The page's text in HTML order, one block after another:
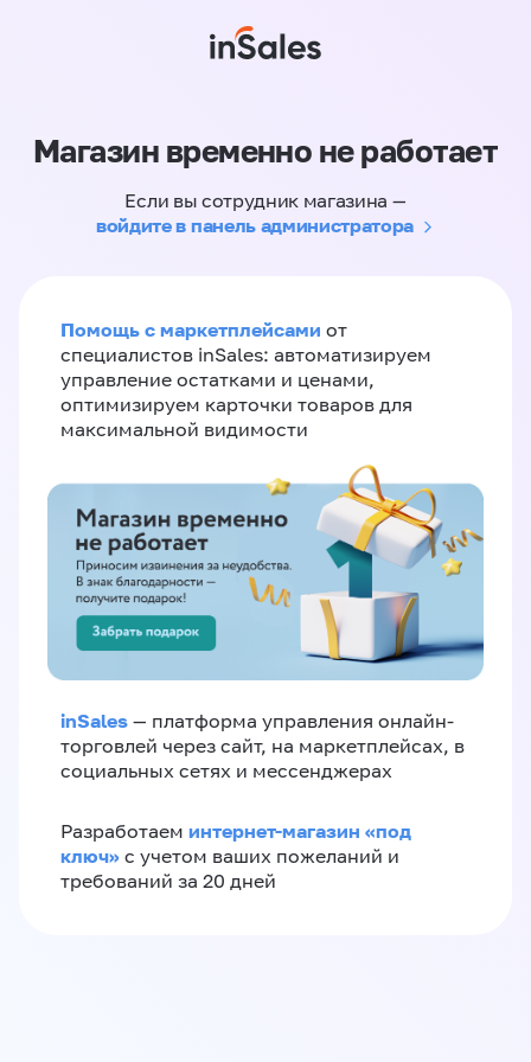
Магазин временно не работает
Если вы сотрудник магазина —
войдите в панель администратора
Помощь с маркетплейсами от
специалистов inSales: автоматизируем
управление остатками и ценами,
оптимизируем карточки товаров для
максимальной видимости
inSales — платформа управления онлайн-
торговлей через сайт, на маркетплейсах, в
социальных сетях и мессенджерах
Разработаем интернет-магазин «‎под
ключ»‎ с учетом ваших пожеланий и
требований за 20 дней